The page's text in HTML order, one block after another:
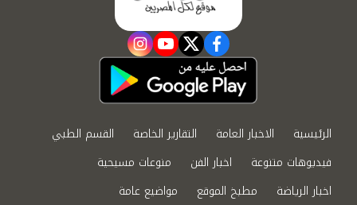
facebook
twitter
youtube
instagram
الرئيسية الاخبار العامة التقارير الخاصة
القسم الطبي
فيديوهات متنوعة
اخبار الفن
منوعات مسيحية
اخبار الرياضة
مطبخ الموقع
مواضيع عامة